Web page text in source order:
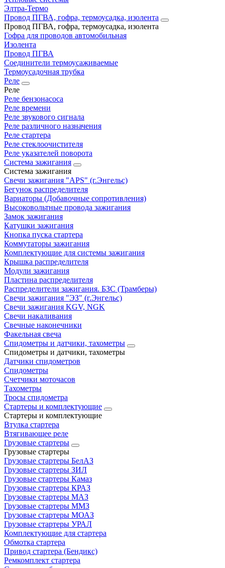
Элтра-Термо
Провод ПГВА, гофра, термоусадка, изолента
Провод ПГВА, гофра, термоусадка, изолента
Гофра для проводов автомобильная
Изолента
Провод ПГВА
Соединители термоусаживаемые
Термоусадочная трубка
Реле
Реле
Реле бензонасоса
Реле времени
Реле звукового сигнала
Реле различного назначения
Реле стартера
Реле стеклоочистителя
Реле указателей поворота
Система зажигания
Система зажигания
Свечи зажигания "APS" (г.Энгельс)
Бегунок распределителя
Вариаторы (Добавочные сопротивления)
Высоковольтные провода зажигания
Замок зажигания
Катушки зажигания
Кнопка пуска стартера
Коммутаторы зажигания
Комплектующие для системы зажигания
Крышка распределителя
Модули зажигания
Пластина распределителя
Распределители зажигания. БЗС (Трамберы)
Свечи зажигания "ЭЗ" (г.Энгельс)
Свечи зажигания KGV, NGK
Свечи накаливания
Свечные наконечники
Факельная свеча
Спидометры и датчики, тахометры
Спидометры и датчики, тахометры
Датчики спидометров
Спидометры
Счетчики моточасов
Тахометры
Тросы спидометра
Стартеры и комплектующие
Стартеры и комплектующие
Втулка стартера
Втягивающее реле
Грузовые стартеры
Грузовые стартеры
Грузовые стартеры БелАЗ
Грузовые стартеры ЗИЛ
Грузовые стартеры Камаз
Грузовые стартеры КРАЗ
Грузовые стартеры МАЗ
Грузовые стартеры ММЗ
Грузовые стартеры МОАЗ
Грузовые стартеры УРАЛ
Комплектующие для стартера
Обмотка стартера
Привод стартера (Бендикс)
Ремкомплект стартера